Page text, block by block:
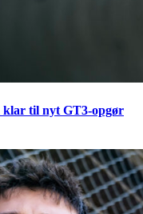
til nyt GT3-opgør